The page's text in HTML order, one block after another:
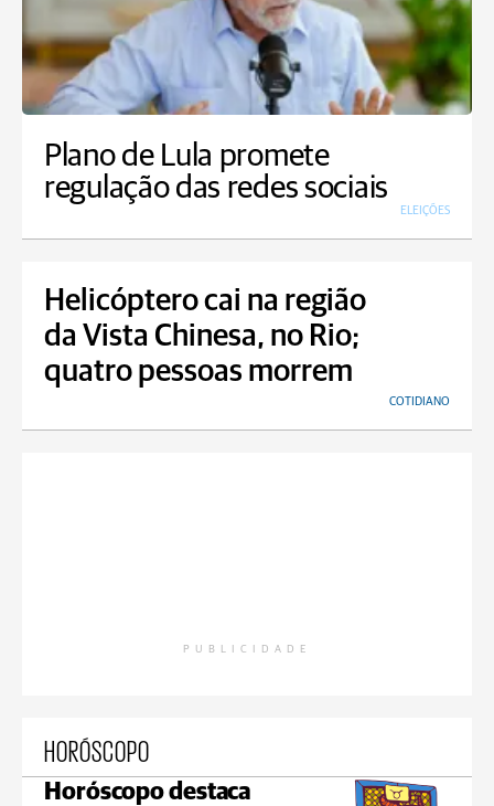
Plano de Lula promete
regulação das redes sociais
ELEIÇÕES
Helicóptero cai na região
da Vista Chinesa, no Rio;
quatro pessoas morrem
COTIDIANO
PUBLICIDADE
HORÓSCOPO
Horóscopo destaca